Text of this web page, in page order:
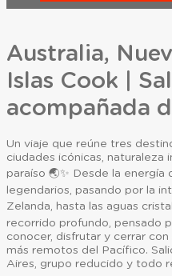
Australia,
Islas Cook |
acompañada
Un viaje que reúne tres
ciudades icónicas, naturaleza
paraíso 🌏✨ Desde la energía
legendarios, pasando por la
Zelanda, hasta las aguas
recorrido profundo, pensado
conocer, disfrutar y cerrar
más remotos del Pacífico.
Aires, grupo reducido y todo